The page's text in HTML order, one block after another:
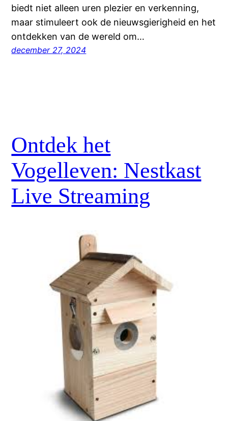
biedt niet alleen uren plezier en verkenning,
maar stimuleert ook de nieuwsgierigheid en het
ontdekken van de wereld om…
december 27, 2024
Ontdek het
Vogelleven: Nestkast
Live Streaming